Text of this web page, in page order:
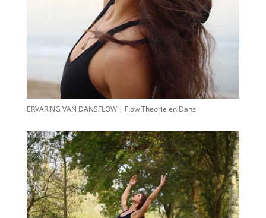
ERVARING VAN DANSFLOW | Flow Theorie en Dans